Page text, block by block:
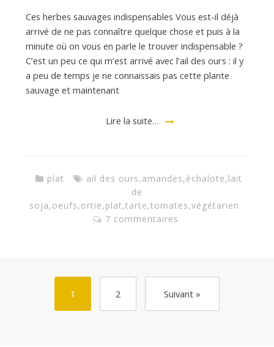
Ces herbes sauvages indispensables Vous est-il déjà
arrivé de ne pas connaître quelque chose et puis à la
minute où on vous en parle le trouver indispensable ?
C’est un peu ce qui m’est arrivé avec l’ail des ours : il y
a peu de temps je ne connaissais pas cette plante
sauvage et maintenant
Lire la suite…
plat ail des ours,amandes,échalote,lait
de
soja,oeufs,ortie,plat,tarte,tomates,végétarien
7 commentaires
1 2 Suivant »